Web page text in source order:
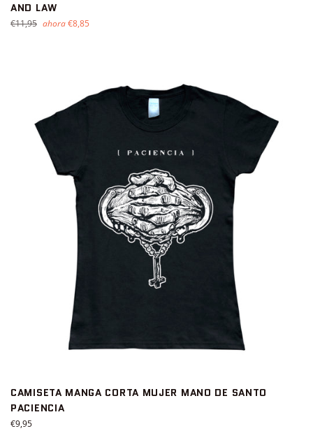
AND LAW
Precio
€11,95 ahora€8,85
CAMISETA MANGA CORTA MUJER MANO DE SANTO
PACIENCIA
Precio
€9,95